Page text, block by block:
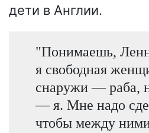
дети в Англии.
"Понимаешь,
я свободная
снаружи — раба,
— я. Мне надо
чтобы между